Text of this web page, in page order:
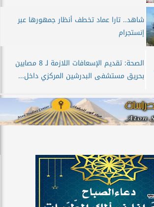
شاهد.. تارا عماد تخطف أنظار جمهورها عبر
إنستجرام
الصحة: تقديم الإسعافات اللازمة لـ 8 مصابين
بحريق مستشفى البدرشين المركزي داخل...